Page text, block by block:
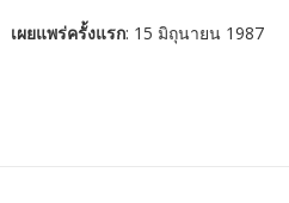
เผยแพร่ครั้งแรก: 15 มิถุนายน 1987